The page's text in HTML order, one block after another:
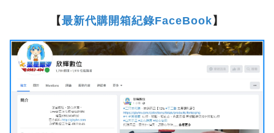
【最新代購開箱紀錄FaceBook 】